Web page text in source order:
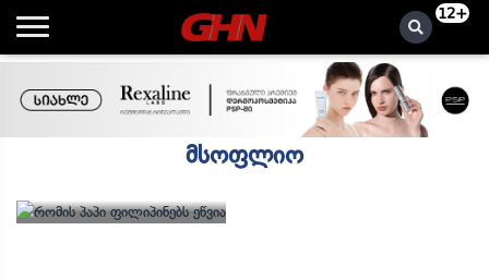
12+
მსოფლიო